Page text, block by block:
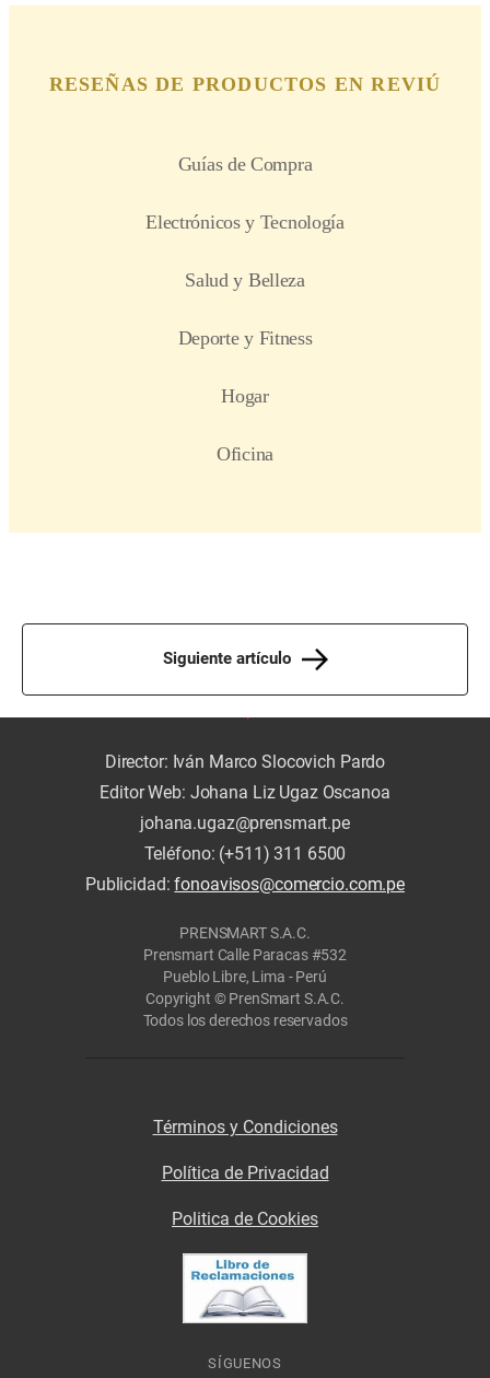
Siguiente artículo
Director: Iván Marco Slocovich Pardo
Editor Web: Johana Liz Ugaz Oscanoa
johana.ugaz@prensmart.pe
Teléfono: (+511) 311 6500
Publicidad:fonoavisos@comercio.com.pe
PRENSMART S.A.C.
Prensmart Calle Paracas #532
Pueblo Libre, Lima - Perú
Copyright © PrenSmart S.A.C.
Todos los derechos reservados
Términos y Condiciones
Política de Privacidad
Politica de Cookies
SÍGUENOS